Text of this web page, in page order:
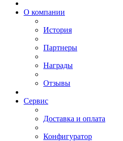
О компании
История
Партнеры
Награды
Отзывы
Сервис
Доставка и оплата
Конфигуратор